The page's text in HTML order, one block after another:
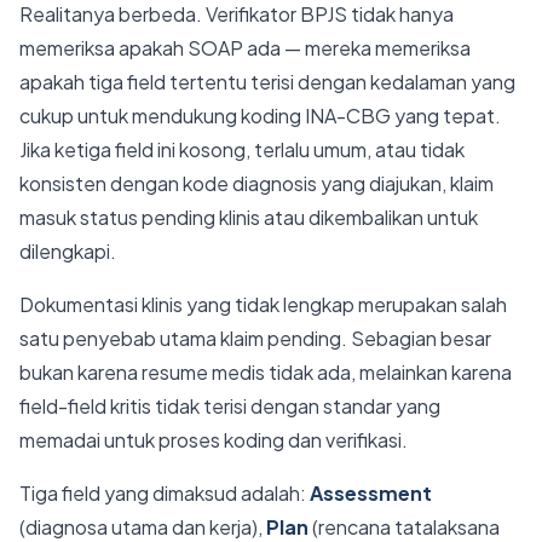
Realitanya berbeda. Verifikator BPJS tidak hanya
memeriksa apakah SOAP ada — mereka memeriksa
apakah tiga field tertentu terisi dengan kedalaman yang
cukup untuk mendukung koding INA-CBG yang tepat.
Jika ketiga field ini kosong, terlalu umum, atau tidak
konsisten dengan kode diagnosis yang diajukan, klaim
masuk status pending klinis atau dikembalikan untuk
dilengkapi.
Dokumentasi klinis yang tidak lengkap merupakan salah
satu penyebab utama klaim pending. Sebagian besar
bukan karena resume medis tidak ada, melainkan karena
field-field kritis tidak terisi dengan standar yang
memadai untuk proses koding dan verifikasi.
Tiga field yang dimaksud adalah: Assessment
(diagnosa utama dan kerja), Plan(rencana tatalaksana